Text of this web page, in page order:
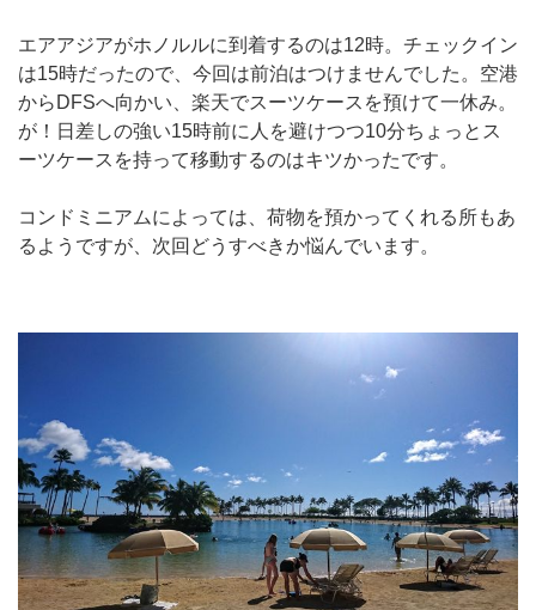
エアアジアがホノルルに到着するのは12時。チェックイン
は15時だったので、今回は前泊はつけませんでした。空港
からDFSへ向かい、楽天でスーツケースを預けて一休み。
が！日差しの強い15時前に人を避けつつ10分ちょっとス
ーツケースを持って移動するのはキツかったです。
コンドミニアムによっては、荷物を預かってくれる所もあ
るようですが、次回どうすべきか悩んでいます。